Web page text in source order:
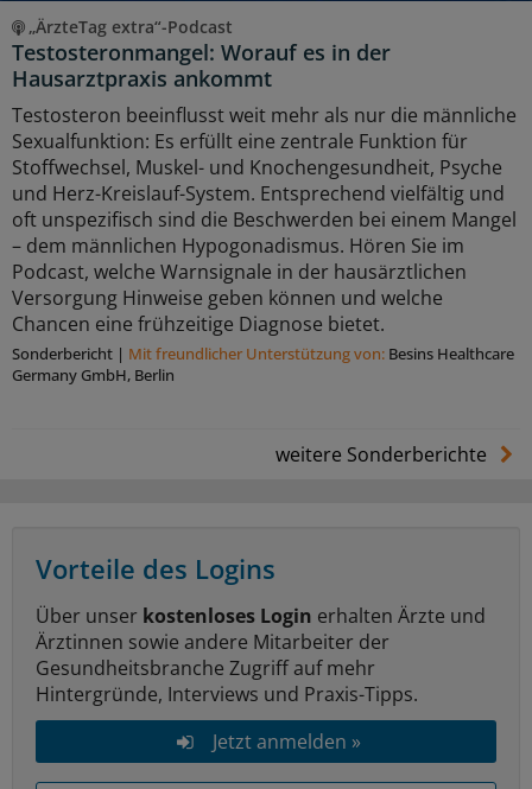
„ÄrzteTag extra“-Podcast
Testosteronmangel: Worauf es in der
Hausarztpraxis ankommt
Testosteron beeinflusst weit mehr als nur die männliche
Sexualfunktion: Es erfüllt eine zentrale Funktion für
Stoffwechsel, Muskel- und Knochengesundheit, Psyche
und Herz-Kreislauf-System. Entsprechend vielfältig und
oft unspezifisch sind die Beschwerden bei einem Mangel
– dem männlichen Hypogonadismus. Hören Sie im
Podcast, welche Warnsignale in der hausärztlichen
Versorgung Hinweise geben können und welche
Chancen eine frühzeitige Diagnose bietet.
Sonderbericht | Mit freundlicher Unterstützung von: Besins Healthcare
Germany GmbH, Berlin
weitere Sonderberichte
Vorteile des Logins
Über unser kostenloses Login erhalten Ärzte und
Ärztinnen sowie andere Mitarbeiter der
Gesundheitsbranche Zugriff auf mehr
Hintergründe, Interviews und Praxis-Tipps.
Jetzt anmelden »